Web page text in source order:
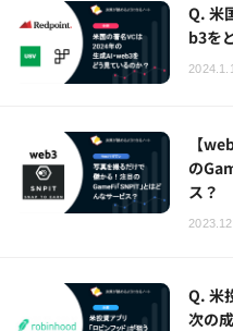
Q. 米
b3を
【
の
ス？
Q. 米
次の